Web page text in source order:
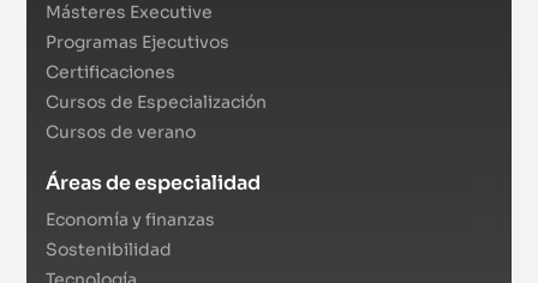
Másteres Executive
Programas Ejecutivos
Certificaciones
Cursos de Especialización
Cursos de verano
Áreas de especialidad
Economía y finanzas
Sostenibilidad